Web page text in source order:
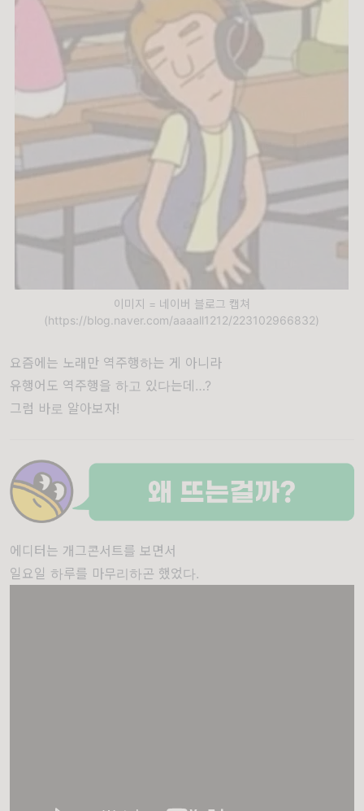
이미지 = 네이버 블로그 캡쳐
(https://blog.naver.com/aaaall1212/223102966832)
요즘에는 노래만 역주행하는 게 아니라
유행어도 역주행을 하고 있다는데…?
그럼 바로 알아보자!
에디터는 개그콘서트를 보면서
일요일 하루를 마무리하곤 했었다.